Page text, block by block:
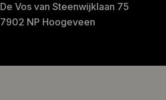
De Vos van Steenwijklaan 75
7902 NP Hoogeveen